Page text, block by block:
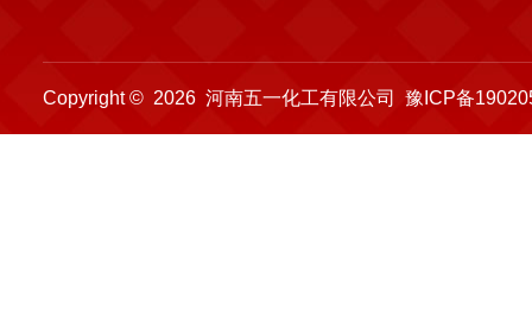
Copyright © 2026 河南五一化工有限公司 豫ICP备